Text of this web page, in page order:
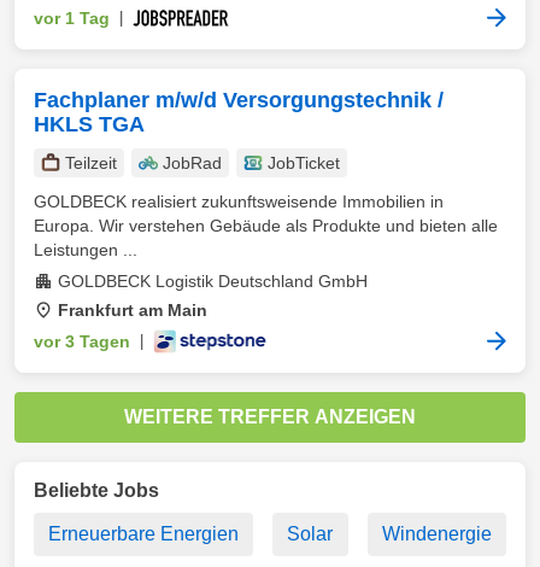
vor 1 Tag
Fachplaner m/w/d Versorgungstechnik /
HKLS TGA
Teilzeit JobRad
JobTicket
GOLDBECK realisiert zukunftsweisende Immobilien in
Europa. Wir verstehen Gebäude als Produkte und bieten alle
Leistungen ...
GOLDBECK Logistik Deutschland GmbH
Frankfurt am Main
vor 3 Tagen
WEITERE TREFFER ANZEIGEN
Beliebte Jobs
Erneuerbare Energien Solar Windenergie